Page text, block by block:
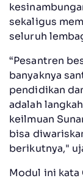
sekaligus
seluruh
“Pesantren
banyaknya
pendidikan
adalah
keilmuan
bisa
berikutnya,"
Modul ini kata